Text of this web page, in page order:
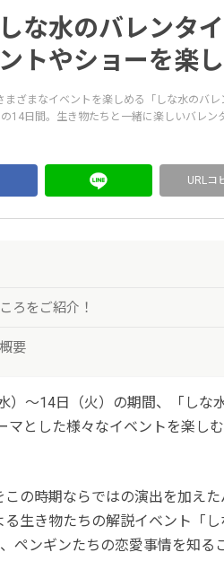
な水のバレンタイ
トやショーを楽
ざまなイベントを楽しめる「しな水のバ
14日間。生き物たちと一緒に楽しいバレン
URLコ
ろをご紹介！
要
）〜14日（火）の期間、「しな
とした様々なイベントを楽し
の時期ならではの演出を加え
生き物たちの解説イベント「
ペンギンたちの恋愛事情を知る